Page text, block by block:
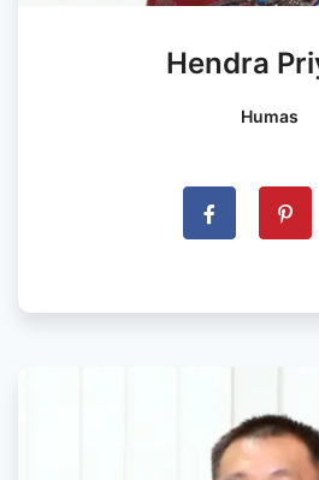
Hendra
Humas